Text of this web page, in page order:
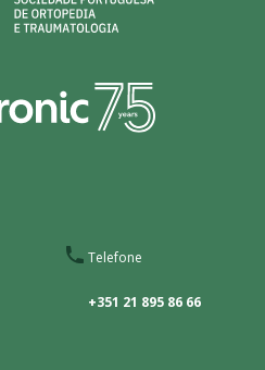
Telefone
+351 21 895 86 66